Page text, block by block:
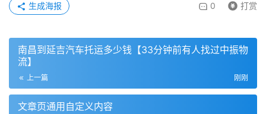
0 打赏
生成海报
南昌到延吉汽车托运多少钱【33分钟前有人找过中振物
流】
上一篇 刚刚
文章页通用自定义内容